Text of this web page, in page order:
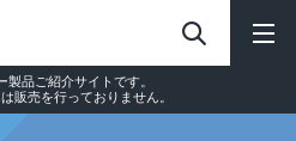
製品ご紹介サイトです。
販売を行っておりません。